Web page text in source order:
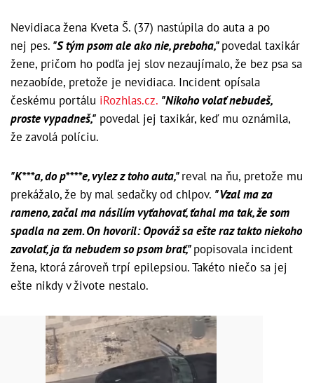
Nevidiaca žena Kveta Š. (37) nastúpila do auta a po
nej pes. "S tým psom ale ako nie, preboha,"povedal taxikár
žene, pričom ho podľa jej slov nezaujímalo, že bez psa sa
nezaobíde, pretože je nevidiaca. Incident opísala
českému portálu iRozhlas.cz. "Nikoho volať nebudeš,
proste vypadneš," povedal jej taxikár, keď mu oznámila,
že zavolá políciu.
"K***a, do p****e, vylez z toho auta,"reval na ňu, pretože mu
prekážalo, že by mal sedačky od chlpov. "Vzal ma za
rameno, začal ma násilím vyťahovať, ťahal ma tak, že som
spadla na zem. On hovoril: Opováž sa ešte raz takto niekoho
zavolať, ja ťa nebudem so psom brať,"popisovala incident
žena, ktorá zároveň trpí epilepsiou. Takéto niečo sa jej
ešte nikdy v živote nestalo.